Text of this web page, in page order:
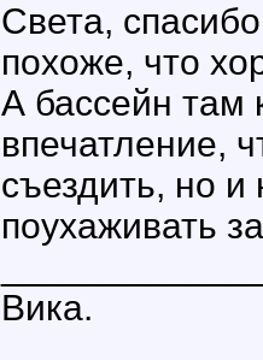
Света,
похоже, что
А бассейн
впечатление,
съездить, но
поухаживать
Вика.